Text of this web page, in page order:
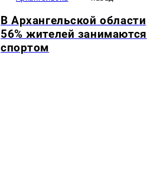
В Архангельской области
56% жителей занимаются
спортом